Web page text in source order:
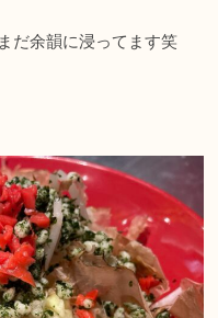
だ余韻に浸ってます笑